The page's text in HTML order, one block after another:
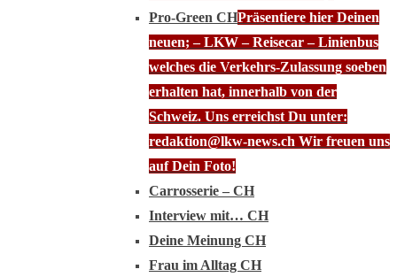
Pro-Green CHPräsentiere hier Deinen
neuen; – LKW – Reisecar – Linienbus
welches die Verkehrs-Zulassung soeben
erhalten hat, innerhalb von der
Schweiz. Uns erreichst Du unter:
redaktion@lkw-news.ch Wir freuen uns
auf Dein Foto!
Carrosserie – CH
Interview mit… CH
Deine Meinung CH
Frau im Alltag CH